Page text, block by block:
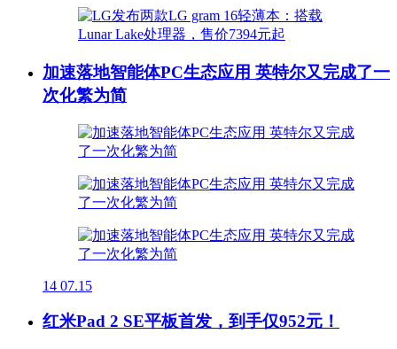
加速落地智能体PC生态应用 英特尔又完成了一
次化繁为简
14 07.15
红米Pad 2 SE平板首发，到手仅952元！